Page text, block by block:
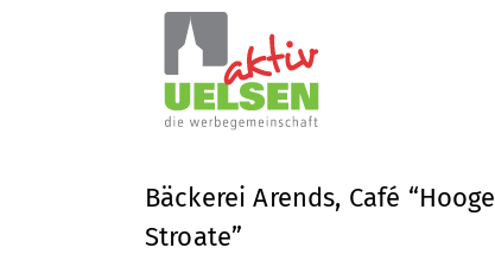
Bäckerei Arends, Café “Hooge
Stroate”